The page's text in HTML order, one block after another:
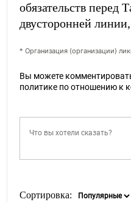
обязательств перед
двусторонней
* Организация (организации)
Вы можете
политике по отношению к
Сортировка: